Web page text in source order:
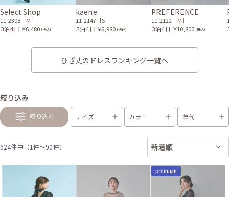
Select Shop
11-2308［M］
３泊４日 ￥6,480 (税込)
kaene
11-2147［S］
３泊４日 ￥6,980 (税込)
PREFERENCE
11-2122［M］
３泊４日 ￥10,800 (税込)
ひざ丈のドレスランキング一覧へ
絞り込み
絞り込む サイズ カラー 年代
624件中（1件〜90件）
premium